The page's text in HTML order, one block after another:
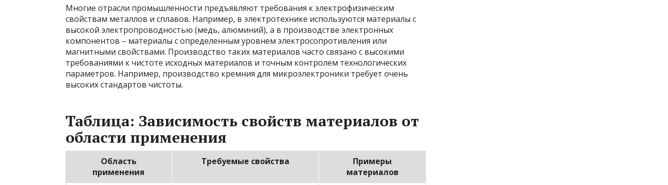
Многие отрасли промышленности предъявляют требования к электрофизическим
свойствам металлов и сплавов. Например, в электротехнике используются материалы с
высокой электропроводностью (медь, алюминий), а в производстве электронных
компонентов – материалы с определенным уровнем электросопротивления или
магнитными свойствами. Производство таких материалов часто связано с высокими
требованиями к чистоте исходных материалов и точным контролем технологических
параметров. Например, производство кремния для микроэлектроники требует очень
высоких стандартов чистоты.
Таблица: Зависимость свойств материалов от
области применения
Область
применения
Требуемые свойства
Примеры
материалов